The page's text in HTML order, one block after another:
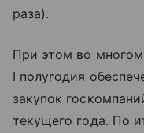
раза).
При этом во многом
I полугодия
закупок
текущего года. По